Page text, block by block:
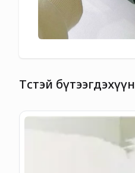
Төстэй бүтээгдэхүүн